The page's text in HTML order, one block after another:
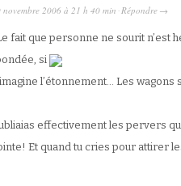
novembre 2006 à 21 h 40 min ·Répondre →
fait que personne ne sourit n’est
si
l’étonnement… Les
effectivement les pervers
Et quand tu cries pour attirer